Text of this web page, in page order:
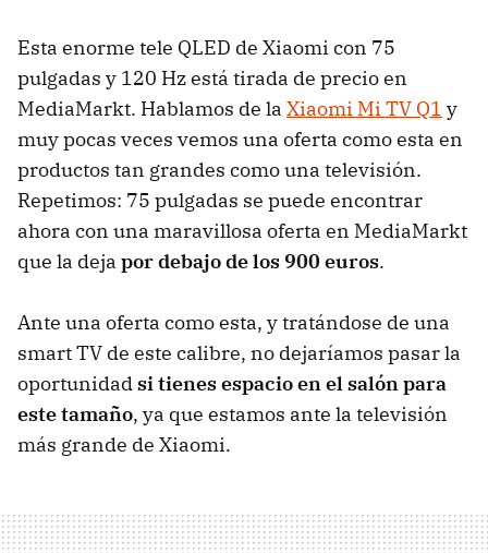
Esta enorme tele QLED de Xiaomi con 75
pulgadas y 120 Hz está tirada de precio en
MediaMarkt. Hablamos de la Xiaomi Mi TV Q1 y
muy pocas veces vemos una oferta como esta en
productos tan grandes como una televisión.
Repetimos: 75 pulgadas se puede encontrar
ahora con una maravillosa oferta en MediaMarkt
que la deja por debajo de los 900 euros.
Ante una oferta como esta, y tratándose de una
smart TV de este calibre, no dejaríamos pasar la
oportunidadsi tienes espacio en el salón para
este tamaño, ya que estamos ante la televisión
más grande de Xiaomi.